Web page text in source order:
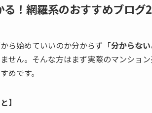
！網羅系のおすすめブログ
ら始めていいのか分からず「分からな
せん。そんな方はまず実際のマンショ
めです。
】